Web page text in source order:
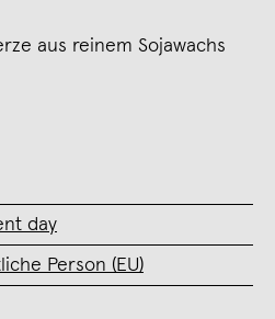
aus reinem Sojawachs
day
Person (EU)